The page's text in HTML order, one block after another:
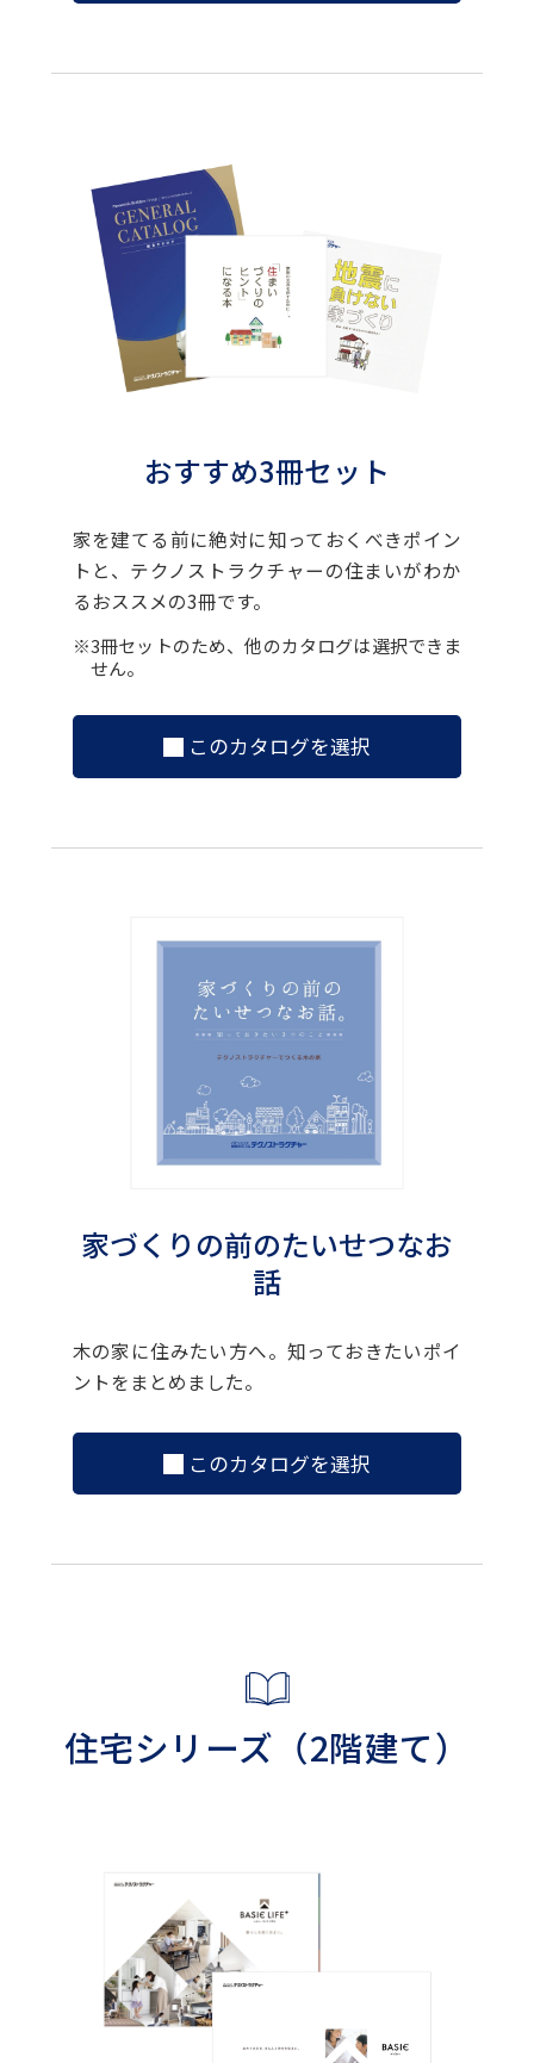
おすすめ3冊セット
家を建てる前に絶対に知っておくべきポイン
トと、テクノストラクチャーの住まいがわか
るおススメの3冊です。
※3冊セットのため、他のカタログは選択できま
せん。
このカタログを選択
家づくりの前のたいせつなお
話
木の家に住みたい方へ。知っておきたいポイ
ントをまとめました。
このカタログを選択
住宅シリーズ（2階建て）